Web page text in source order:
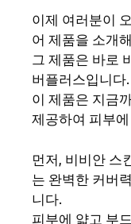
이제 여러분이
어 제품을 소개
그 제품은 바로
버플러스입니다.
이 제품은 지금
제공하여 피부
먼저, 비비안 스
는 완벽한 커버
니다.
피부에 얇고 부